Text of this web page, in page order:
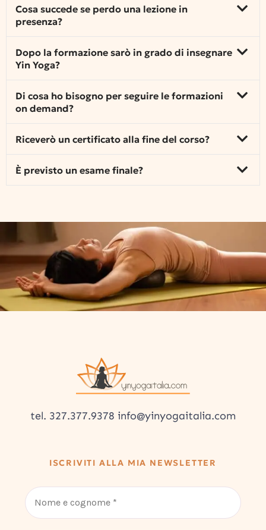
Cosa succede se perdo una lezione in
presenza?
Dopo la formazione sarò in grado di insegnare
Yin Yoga?
Di cosa ho bisogno per seguire le formazioni
on demand?
Riceverò un certificato alla fine del corso?
È previsto un esame finale?
tel. 327.377.9378 info@yinyogaitalia.com
ISCRIVITI ALLA MIA NEWSLETTER